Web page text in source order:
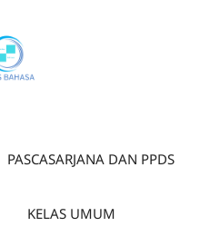
PASCASARJANA DAN PPDS
KELAS UMUM